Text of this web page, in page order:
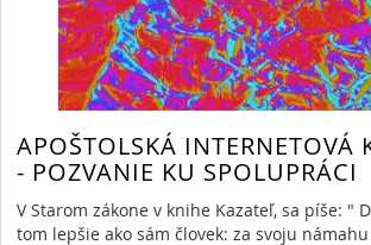
APOŠTOLSKÁ INTERNETOVÁ
- POZVANIE KU SPOLUPRÁCI
V Starom zákone v knihe Kazateľ, sa píše: "
tom lepšie ako sám človek: za svoju